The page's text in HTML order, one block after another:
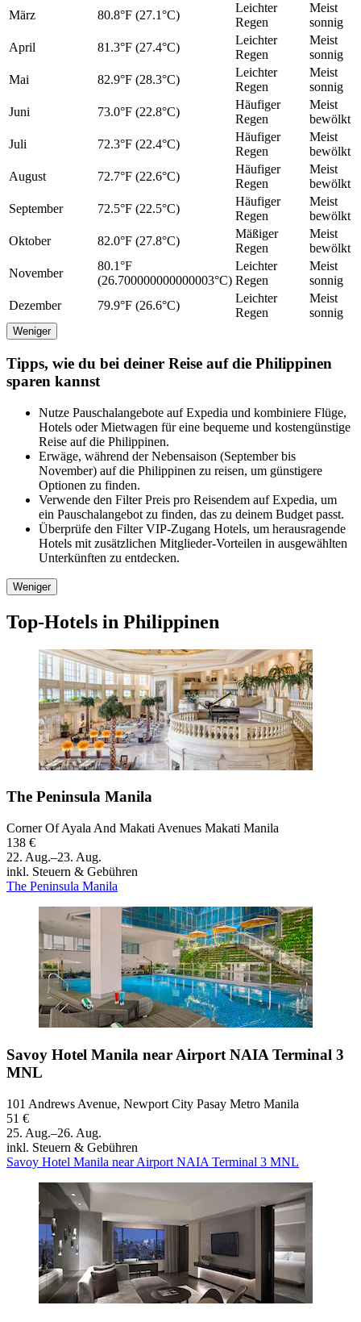
März
80.8°F (27.1°C)
Leichter
Regen
Meist
sonnig
April
81.3°F (27.4°C)
Leichter
Regen
Meist
sonnig
Mai
82.9°F (28.3°C)
Leichter
Regen
Meist
sonnig
Juni
73.0°F (22.8°C)
Häufiger
Regen
Meist
bewölkt
Juli
72.3°F (22.4°C)
Häufiger
Regen
Meist
bewölkt
August
72.7°F (22.6°C)
Häufiger
Regen
Meist
bewölkt
September
72.5°F (22.5°C)
Häufiger
Regen
Meist
bewölkt
Oktober
82.0°F (27.8°C)
Mäßiger
Regen
Meist
bewölkt
November
80.1°F
(26.700000000000003°C)
Leichter
Regen
Meist
sonnig
Dezember
79.9°F (26.6°C)
Leichter
Regen
Meist
sonnig
Weniger
Tipps, wie du bei deiner Reise auf die Philippinen
sparen kannst
Nutze Pauschalangebote auf Expedia und kombiniere Flüge,
Hotels oder Mietwagen für eine bequeme und kostengünstige
Reise auf die Philippinen.
Erwäge, während der Nebensaison (September bis
November) auf die Philippinen zu reisen, um günstigere
Optionen zu finden.
Verwende den Filter Preis pro Reisendem auf Expedia, um
ein Pauschalangebot zu finden, das zu deinem Budget passt.
Überprüfe den Filter VIP-Zugang Hotels, um herausragende
Hotels mit zusätzlichen Mitglieder-Vorteilen in ausgewählten
Unterkünften zu entdecken.
Weniger
Top-Hotels in Philippinen
The Peninsula Manila
Corner Of Ayala And Makati Avenues Makati Manila
138 €
22. Aug.–23. Aug.
inkl. Steuern & Gebühren
The Peninsula Manila
Savoy Hotel Manila near Airport NAIA Terminal 3
MNL
101 Andrews Avenue, Newport City Pasay Metro Manila
51 €
25. Aug.–26. Aug.
inkl. Steuern & Gebühren
Savoy Hotel Manila near Airport NAIA Terminal 3 MNL